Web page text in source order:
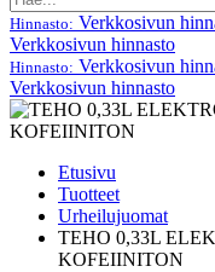
Hinnasto: Verkkosivun
Verkkosivun hinnasto
Hinnasto: Verkkosivun
Verkkosivun hinnasto
Etusivu
Tuotteet
Urheilujuomat
TEHO 0,33L
KOFEIINITON